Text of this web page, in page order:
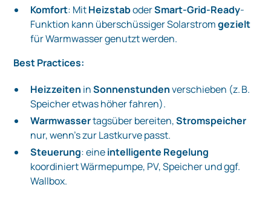
Komfort: MitHeizstaboderSmart-Grid-Ready-
Funktion kann überschüssiger Solarstromgezielt
für Warmwasser genutzt werden.
Best Practices:
Heizzeiten inSonnenstundenverschieben (z. B.
Speicher etwas höher fahren).
Warmwassertagsüber bereiten,Stromspeicher
nur, wenn’s zur Lastkurve passt.
Steuerung: eineintelligente Regelung
koordiniert Wärmepumpe, PV, Speicher und ggf.
Wallbox.